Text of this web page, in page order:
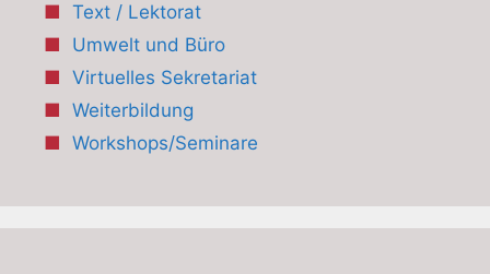
Text / Lektorat
Umwelt und Büro
Virtuelles Sekretariat
Weiterbildung
Workshops/Seminare